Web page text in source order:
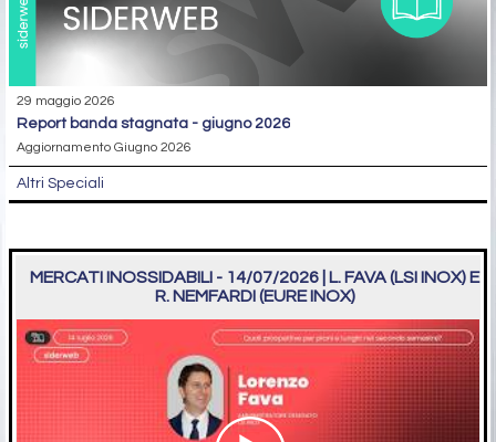
29 maggio 2026
report banda stagnata - giugno 2026
Aggiornamento Giugno 2026
Altri Speciali
MERCATI INOSSIDABILI - 14/07/2026 | L. FAVA (LSI INOX) E
R. NEMFARDI (EURE INOX)